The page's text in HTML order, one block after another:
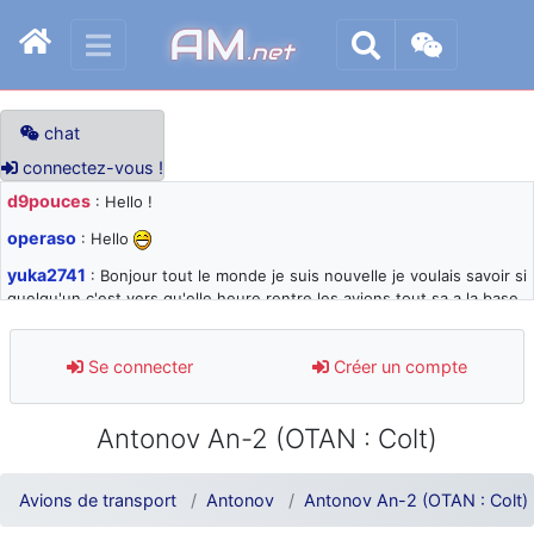
AM.net
chat
connectez-vous !
d9pouces : Hello !
operaso : Hello
yuka2741 : Bonjour tout le monde je suis nouvelle je voulais savoir si
quelqu'un c'est vers qu'elle heure rentre les avions tout sa a la base
d9pouces: désolé pour les quelques blocages du site ces derniers
jours : je teste des méthodes contre le spam et les bots trop nocifs
: Super, la nouvelle bannière
d9pouces
: je suis un avion@,._,+ > lesquels ? je ne suis pas sûr de
comprendre
Se connecter Créer un compte
Antonov An-2 (OTAN : Colt)
Avions de transport Antonov Antonov An-2 (OTAN : Colt)